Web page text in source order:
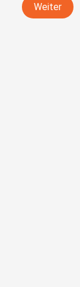
Weiter